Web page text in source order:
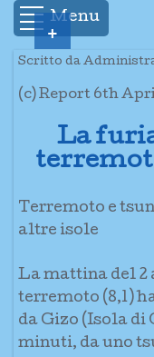
Menu
Scritto da
(c) Report 6th
La
Terremoto e
altre isole
La mattina del 2
terremoto (8,1)
da Gizo (Isola di
minuti, da uno
+